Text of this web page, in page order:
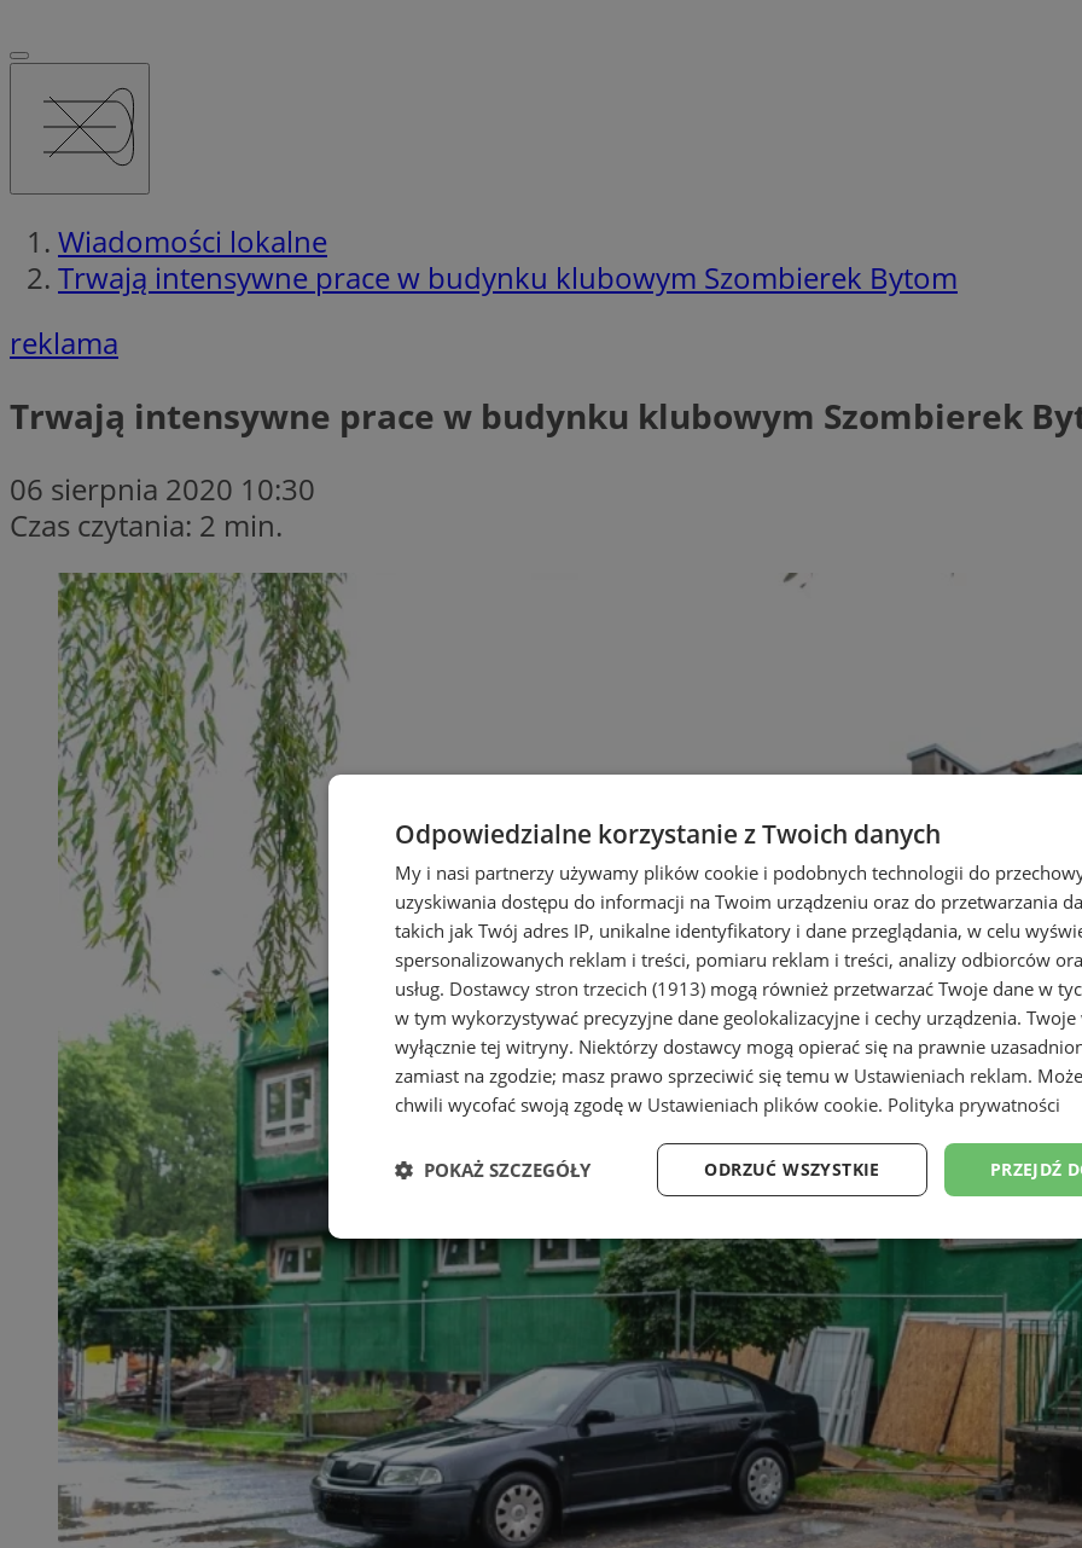
Wiadomości lokalne
Trwają intensywne prace w budynku klubowym Szombierek Bytom
reklama
Trwają intensywne prace w budynku klubowym Szombierek
06 sierpnia 2020 10:30
Czas czytania: 2 min.
Odpowiedzialne korzystanie z Twoich danych
My i nasi partnerzy używamy plików cookie i podobnych technologii do
uzyskiwania dostępu do informacji na Twoim urządzeniu oraz do przetwarzania
takich jak Twój adres IP, unikalne identyfikatory i dane przeglądania, w celu
spersonalizowanych reklam i treści, pomiaru reklam i treści, analizy odbiorców
usług. Dostawcy stron trzecich (1913) mogą również przetwarzać Twoje dane w
w tym wykorzystywać precyzyjne dane geolokalizacyjne i cechy urządzenia.
wyłącznie tej witryny. Niektórzy dostawcy mogą opierać się na prawnie
zamiast na zgodzie; masz prawo sprzeciwić się temu w Ustawieniach reklam.
chwili wycofać swoją zgodę w Ustawieniach plików cookie. Polityka prywatności
PRZEJDŹ
ODRZUĆ WSZYSTKIE
POKAŻ SZCZEGÓŁY
Niezbędne Wydajność Targetowanie Funkcjonalność
Niezbędne Wydajność Targetowanie Funkcjonalność
Niezbędne pliki cookie umożliwiają korzystanie z podstawowych funkcji strony internetowej, takich jak
zarządzanie kontem. Bez niezbędnych plików cookie nie można prawidłowo korzystać ze strony
Domena
Okres
przechowywania
Opis